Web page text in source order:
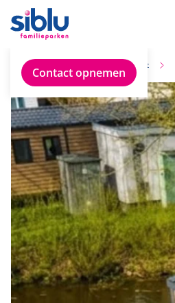
Contact opnemen
Vind jouw ideale chalet